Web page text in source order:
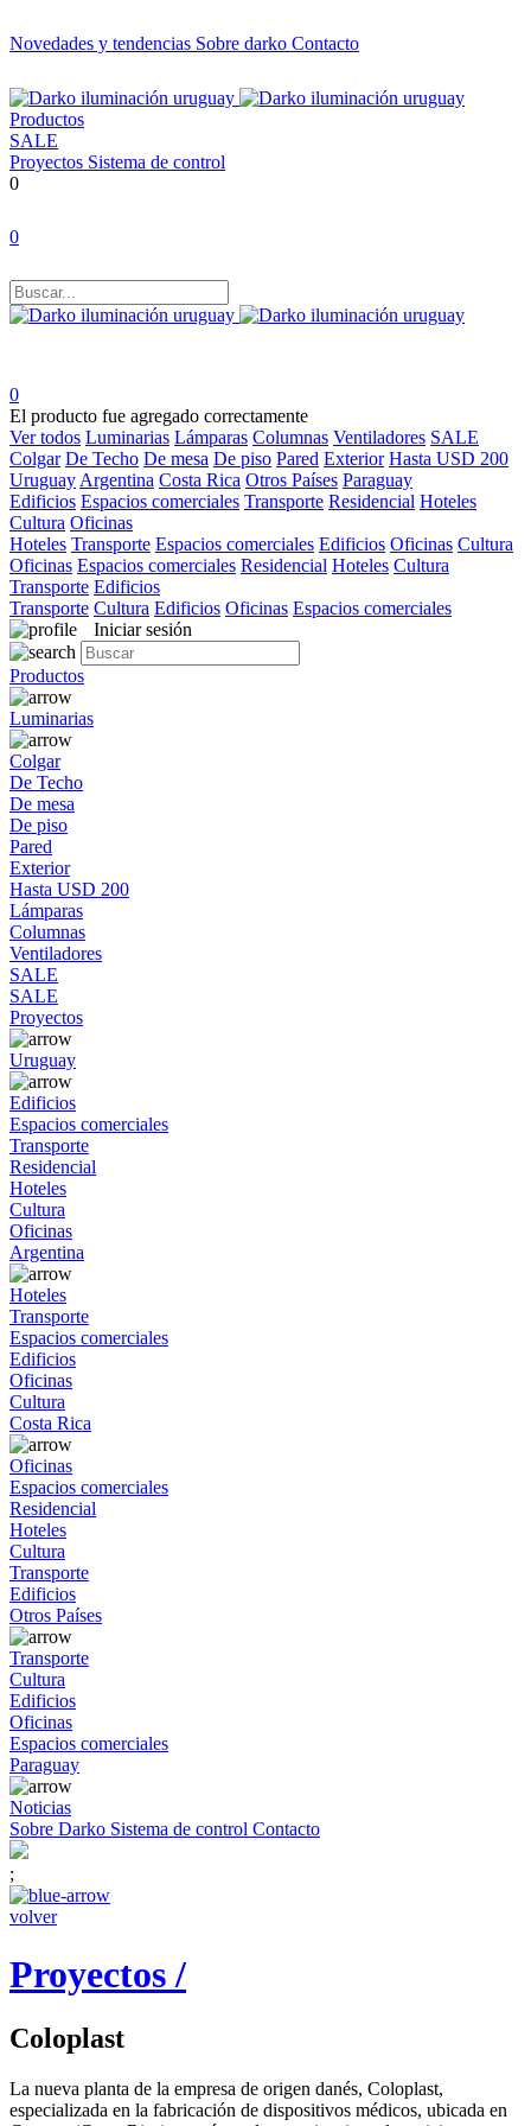
Novedades y tendencias Sobre darko Contacto
Productos
SALE
Proyectos Sistema de control
0
0
0
El producto fue agregado correctamente
Ver todos Luminarias Lámparas Columnas Ventiladores SALE
Colgar De Techo De mesa De piso Pared Exterior Hasta USD 200
Uruguay Argentina Costa Rica Otros Países Paraguay
Edificios Espacios comerciales Transporte Residencial Hoteles
Cultura Oficinas
Hoteles Transporte Espacios comerciales Edificios Oficinas Cultura
Oficinas Espacios comerciales Residencial Hoteles Cultura
Transporte Edificios
Transporte Cultura Edificios Oficinas Espacios comerciales
Iniciar sesión
Productos
Luminarias
Colgar
De Techo
De mesa
De piso
Pared
Exterior
Hasta USD 200
Lámparas
Columnas
Ventiladores
SALE
SALE
Proyectos
Uruguay
Edificios
Espacios comerciales
Transporte
Residencial
Hoteles
Cultura
Oficinas
Argentina
Hoteles
Transporte
Espacios comerciales
Edificios
Oficinas
Cultura
Costa Rica
Oficinas
Espacios comerciales
Residencial
Hoteles
Cultura
Transporte
Edificios
Otros Países
Transporte
Cultura
Edificios
Oficinas
Espacios comerciales
Paraguay
Noticias
Sobre Darko Sistema de control Contacto
;
volver
Proyectos /
Coloplast
La nueva planta de la empresa de origen danés, Coloplast,
especializada en la fabricación de dispositivos médicos, ubicada en